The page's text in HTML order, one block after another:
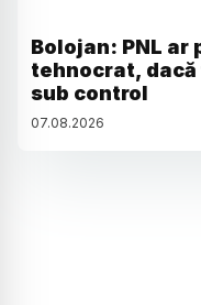
Bolojan: PNL ar
tehnocrat,
sub control
07.08.2026